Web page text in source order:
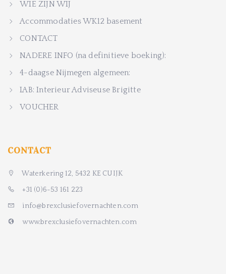
WIE ZIJN WIJ
Accommodaties WK12 basement
CONTACT
NADERE INFO (na definitieve boeking):
4-daagse Nijmegen algemeen:
IAB: Interieur Adviseuse Brigitte
VOUCHER
CONTACT
Waterkering 12, 5432 KE CUIJK
+31 (0)6-53 161 223
info@brexclusiefovernachten.com
www.brexclusiefovernachten.com